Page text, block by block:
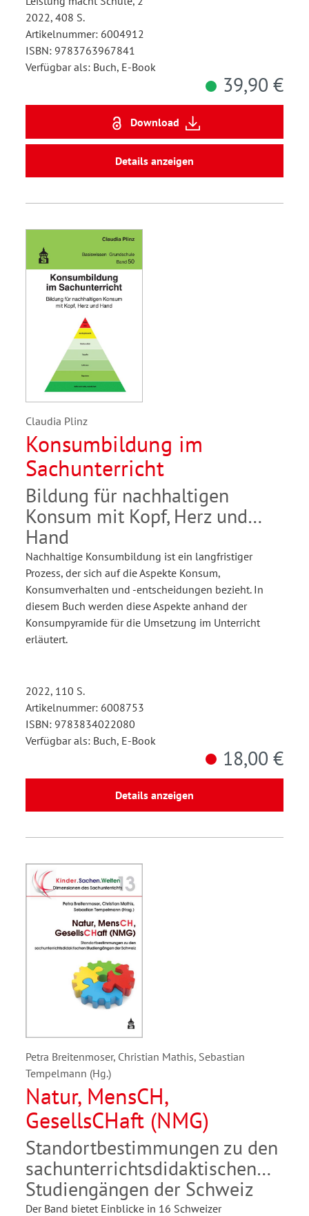
2022, 408 S.
Artikelnummer: 6004912
ISBN: 9783763967841
Verfügbar als: Buch, E-Book
39,90 €
Download
Details anzeigen
Claudia Plinz
Konsumbildung im
Sachunterricht
Bildung für nachhaltigen
Konsum mit Kopf, Herz und
Hand
Nachhaltige Konsumbildung ist ein langfristiger
Prozess, der sich auf die Aspekte Konsum,
Konsumverhalten und -entscheidungen bezieht. In
diesem Buch werden diese Aspekte anhand der
Konsumpyramide für die Umsetzung im Unterricht
erläutert.
2022, 110 S.
Artikelnummer: 6008753
ISBN: 9783834022080
Verfügbar als: Buch, E-Book
18,00 €
Details anzeigen
Petra Breitenmoser, Christian Mathis, Sebastian
Tempelmann (Hg.)
Natur, MensCH,
GesellsCHaft (NMG)
Standortbestimmungen zu den
sachunterrichtsdidaktischen
Studiengängen der Schweiz
Der Band bietet Einblicke in 16 Schweizer